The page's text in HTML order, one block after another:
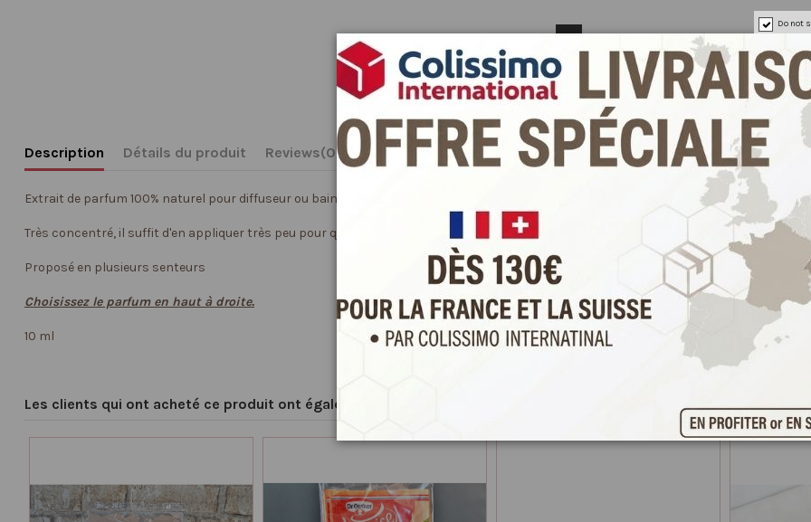
Description Détails du produit Reviews(0)
Extrait de parfum 100% naturel pour diffuseur ou bain vous apporte une touche de fragrance agréable et fleurie.
Très concentré, il suffit d'en appliquer très peu pour que ca sente.
Proposé en plusieurs senteurs
Choisissez le parfum en haut à droite.
10 ml
Les clients qui ont acheté ce produit ont également acheté :
Do not